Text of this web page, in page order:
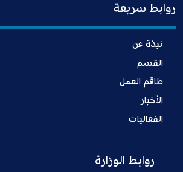
روابط سريعة
نبذة عن
القسم
طاقم العمل
الأخبار
الفعاليات
روابط الوزارة